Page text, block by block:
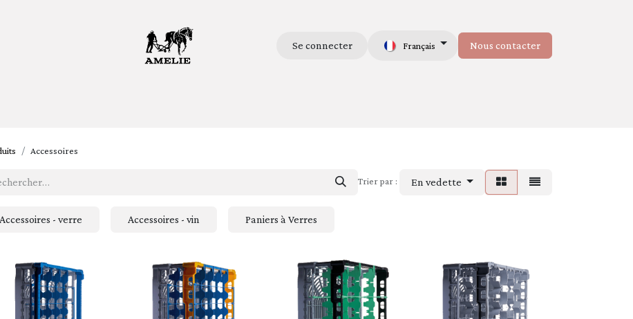
Se connecter Français Nous contacter
Accessoires
Trier par : En vedette
Accessoires - verre Accessoires - vin Paniers à Verres